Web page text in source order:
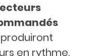
en rythme.